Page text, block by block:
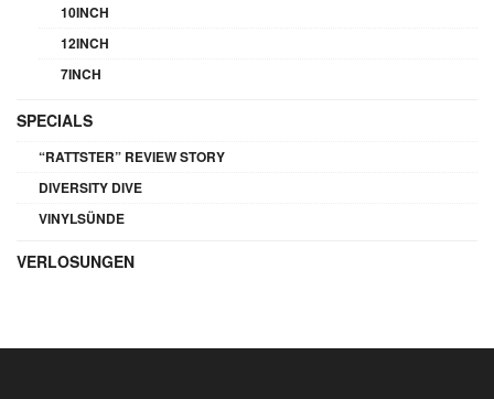
10INCH
12INCH
7INCH
SPECIALS
“RATTSTER” REVIEW STORY
DIVERSITY DIVE
VINYLSÜNDE
VERLOSUNGEN